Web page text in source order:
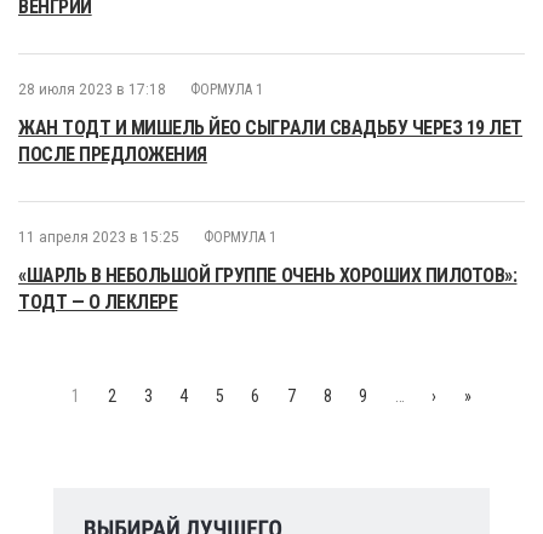
ВЕНГРИИ
28 июля 2023 в 17:18 ФОРМУЛА 1
ЖАН ТОДТ И МИШЕЛЬ ЙЕО СЫГРАЛИ СВАДЬБУ ЧЕРЕЗ 19 ЛЕТ
ПОСЛЕ ПРЕДЛОЖЕНИЯ
11 апреля 2023 в 15:25 ФОРМУЛА 1
«ШАРЛЬ В НЕБОЛЬШОЙ ГРУППЕ ОЧЕНЬ ХОРОШИХ ПИЛОТОВ»:
ТОДТ — О ЛЕКЛЕРЕ
1 2 3 4 5 6 7 8 9 › »